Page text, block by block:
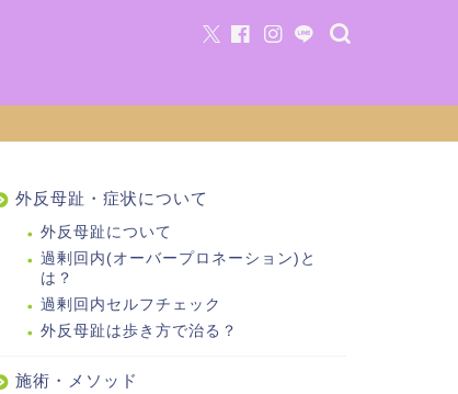
外反母趾・症状について
外反母趾について
過剰回内(オーバープロネーション)と
は？
過剰回内セルフチェック
外反母趾は歩き方で治る？
施術・メソッド